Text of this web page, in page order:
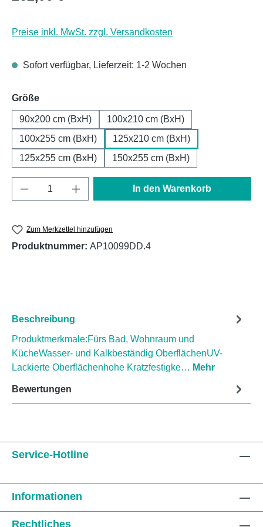
Preise inkl. MwSt. zzgl. Versandkosten
Sofort verfügbar, Lieferzeit: 1-2 Wochen
Größeauswählen
90x200 cm (BxH)
100x210 cm (BxH)
100x255 cm (BxH)
125x210 cm (BxH)
125x255 cm (BxH)
150x255 cm (BxH)
Produkt Anzahl: Gib den gewünschten
In den Warenkorb
Zum Merkzettel hinzufügen
Produktnummer: AP10099DD.4
Beschreibung
Produktmerkmale:Fürs Bad, Wohnraum und
KücheWasser- und Kalkbeständig OberflächenUV-
Lackierte Oberflächenhohe Kratzfestigke… Mehr
Bewertungen
Service-Hotline
Informationen
Rechtliches